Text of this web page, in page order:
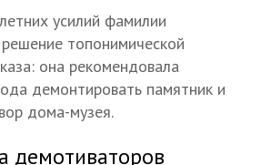
усилий фамилии
топонимической
она рекомендовала
демонтировать памятник и
дома-музея.
демотиваторов